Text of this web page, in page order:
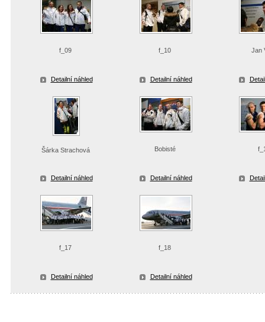
f_09
Detailní náhled
f_10
Detailní náhled
Jan
Šárka Strachová
Detailní náhled
Bobisté
Detailní náhled
f_17
Detailní náhled
f_18
Detailní náhled